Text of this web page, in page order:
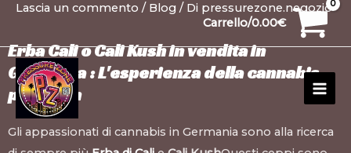
contenuto
Carrello/0.00€
Lascia un commento / Blog / Di pressurezone.negozio
Erba Cali o Cali Kush in vendita in
Germania :L'esperienza della cannabis
premium
Gli appassionati di cannabis in Germania sono alla ricerca
Navigazione
15
prodotti
91
prodotti
1
prodotto
1
prodotto
1
prodotto
30
prodotti
13
prodotti
10
prodotti
12
prodotti
10
prodotti
20
prodotti
13
prodotti
26
prodotti
99
prodotti
20
prodotti
20
prodotti
20
prodotti